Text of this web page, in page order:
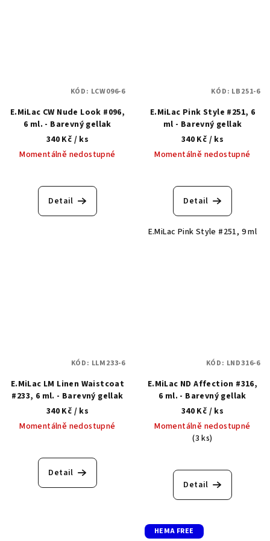
E.MiLac CW Nude Look #096,
6 ml. - Barevný gellak
340 Kč / ks
Momentálně nedostupné
Detail
KÓD: LCW096-6
E.MiLac Pink Style #251, 6
ml - Barevný gellak
340 Kč / ks
Momentálně nedostupné
Detail
E.MiLac Pink Style #251, 9 ml
KÓD: LB251-6
E.MiLac LM Linen Waistcoat
#233, 6 ml. - Barevný gellak
340 Kč / ks
Momentálně nedostupné
Detail
KÓD: LLM233-6
E.MiLac ND Affection #316,
6 ml. - Barevný gellak
340 Kč / ks
Momentálně nedostupné
(3 ks)
Detail
KÓD: LND316-6
HEMA FREE